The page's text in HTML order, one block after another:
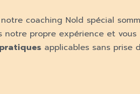
coaching Nold spécial
notre propre expérience et vous
applicables sans prise